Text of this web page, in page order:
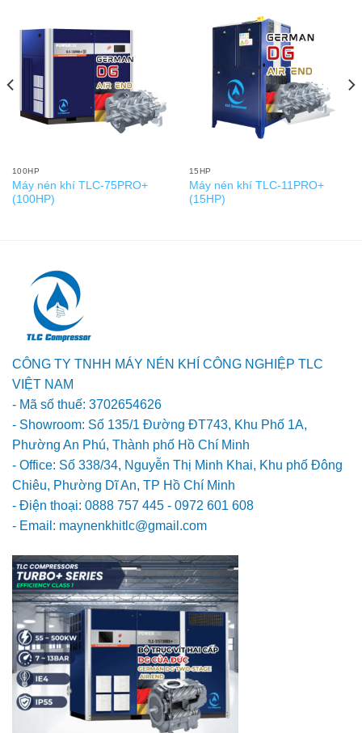
100HP
Máy nén khí TLC-75PRO+
(100HP)
15HP
Máy nén khí TLC-11PRO+
(15HP)
CÔNG TY TNHH MÁY NÉN KHÍ CÔNG NGHIỆP TLC
VIỆT NAM
- Mã số thuế: 3702654626
- Showroom: Số 135/1 Đường ĐT743, Khu Phố 1A,
Phường An Phú, Thành phố Hồ Chí Minh
- Office: Số 338/34, Nguyễn Thị Minh Khai, Khu phố Đông
Chiêu, Phường Dĩ An, TP Hồ Chí Minh
- Điện thoại: 0888 757 445 - 0972 601 608
- Email: maynenkhitlc@gmail.com